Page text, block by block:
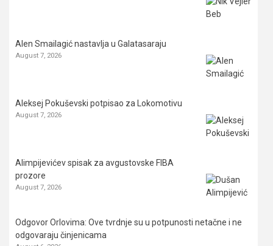
Alen Smailagić nastavlja u Galatasaraju
August 7, 2026
Aleksej Pokuševski potpisao za Lokomotivu
August 7, 2026
Alimpijevićev spisak za avgustovske FIBA
prozore
August 7, 2026
Odgovor Orlovima: ​Ove tvrdnje su u potpunosti netačne i ne
odgovaraju činjenicama